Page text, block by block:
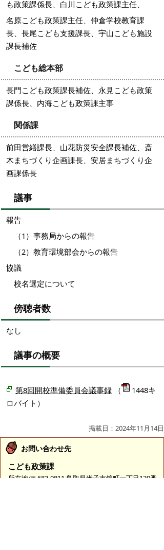
も政策課係長、白川こども政策課主任、
名原こども政策課主任、仲倉学校教育課
長、長尾こども支援課長、宇山こども施設
課長補佐
こども総本部
長門こども政策課長補佐、永見こども政策
課係長、内海こども政策課主事
関係課
前田営繕課長、山花防災安全課長補佐、斎
木まちづくり企画課長、安居まちづくり企
画課係長
議事
報告
（1）事務局からの報告
（2）教育環境部会からの報告
協議
校名選定について
傍聴者数
なし
議事の概要
第8回開校準備委員会議事録 （
1448キ
ロバイト）
掲載日：2024年11月14日
お問い合わせ先
こども政策課
所在地/〒683-0811 鳥取県米子市錦町一丁目139番